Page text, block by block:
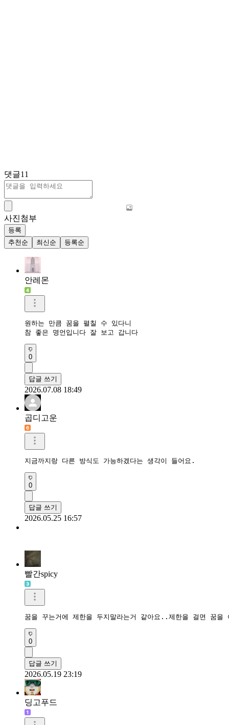
댓글11
사진첨부
등록
추천순
최신순 등록순
안레몬
원하는 만큼 꿈을 펼칠 수 있다니
참 좋은 명언입니다 잘 보고 갑니다
0
답글 쓰기
2026.07.08 18:49
곱디고운
지금까지랑 다른 방식도 가능하겠다는 생각이 들어요.
0
답글 쓰기
2026.05.25 16:57
빨간spicy
꿈을 꾸는거에 제한을 두지말라는거 같아요..제한을 걸면 꿈을
0
답글 쓰기
2026.05.19 23:19
딩고푸드